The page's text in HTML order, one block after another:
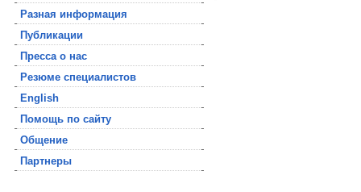
Разная информация
Публикации
Пресса о нас
Резюме специалистов
English
Помощь по сайту
Общение
Партнеры